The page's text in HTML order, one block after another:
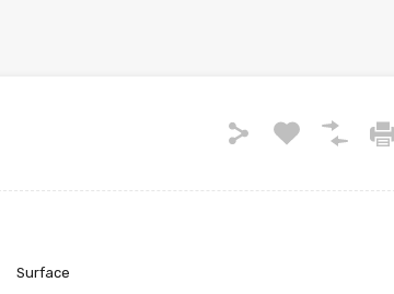
Surface